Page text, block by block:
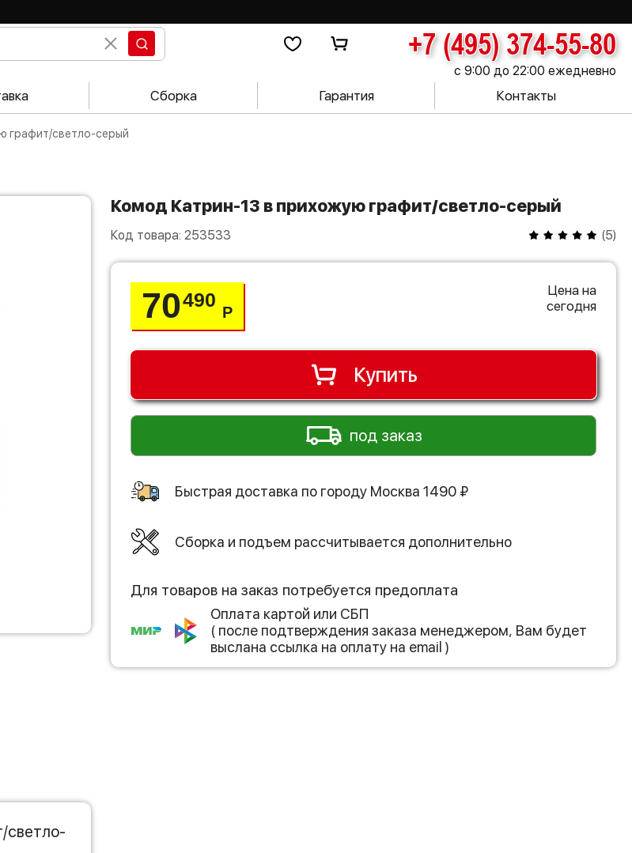
+7 (495) 374-55-80
с 9:00 до 22:00 ежедневно
Сборка Гарантия Контакты
графит/светло-серый
Комод Катрин-13 в прихожую графит/светло-серый
Код товара: 253533 (5)
70490
Р
Цена на
сегодня
Купить
под заказ
Быстрая доставка по городу Москва 1490 ₽
Сборка и подъем рассчитывается дополнительно
Для товаров на заказ потребуется предоплата
Оплата картой или СБП
( после подтверждения заказа менеджером, Вам будет
выслана ссылка на оплату на email )
светло-